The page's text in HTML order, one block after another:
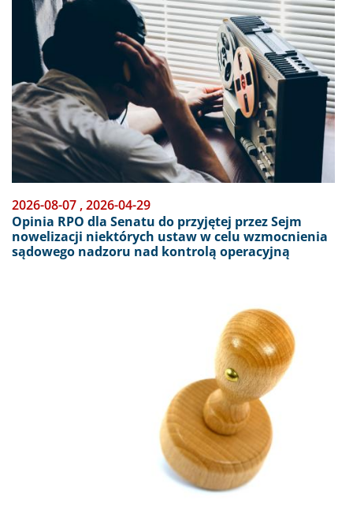
2026-08-07 ,2026-04-29
Opinia RPO dla Senatu do przyjętej przez Sejm
nowelizacji niektórych ustaw w celu wzmocnienia
sądowego nadzoru nad kontrolą operacyjną